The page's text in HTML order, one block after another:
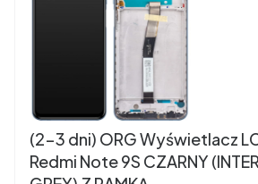
(2-3 dni) ORG Wyświetlacz
Redmi Note 9S CZARNY